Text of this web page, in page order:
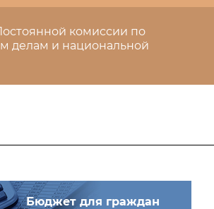
комиссии по
делам и национальной
Бюджет для граждан